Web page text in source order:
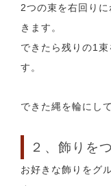
2つの束を右回り
きます。
できたら残りの1
す。
できた縄を輪にし
２、飾りを
お好きな飾りをグ